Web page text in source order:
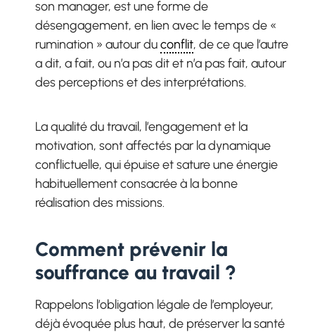
son manager, est une forme de
désengagement, en lien avec le temps de «
rumination » autour duconflit, de ce que l’autre
a dit, a fait, ou n’a pas dit et n’a pas fait, autour
des perceptions et des interprétations.
La qualité du travail, l’engagement et la
motivation, sont affectés par la dynamique
conflictuelle, qui épuise et sature une énergie
habituellement consacrée à la bonne
réalisation des missions.
Comment prévenir la
souffrance au travail ?
Rappelons l’obligation légale de l’employeur,
déjà évoquée plus haut, de préserver la santé